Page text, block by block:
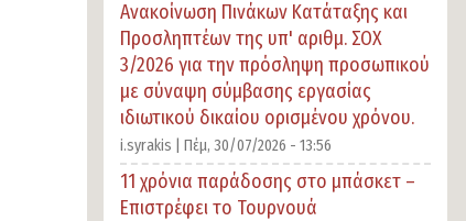
Ανακοίνωση Πινάκων Κατάταξης και
Προσληπτέων της υπ' αριθμ. ΣΟΧ
3/2026 για την πρόσληψη προσωπικού
με σύναψη σύμβασης εργασίας
ιδιωτικού δικαίου ορισμένου χρόνου.
i.syrakis | Πέμ, 30/07/2026 - 13:56
11 χρόνια παράδοσης στο μπάσκετ –
Επιστρέφει το Τουρνουά